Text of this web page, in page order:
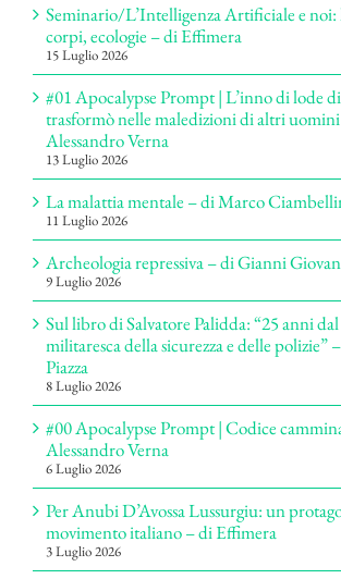
Seminario/L’Intelligenza Artificiale e noi:
corpi, ecologie – di Effimera
15 Luglio 2026
#01 Apocalypse Prompt | L’inno di lode
trasformò nelle maledizioni di altri
Alessandro Verna
13 Luglio 2026
La malattia mentale – di Marco
11 Luglio 2026
Archeologia repressiva – di Gianni
9 Luglio 2026
Sul libro di Salvatore Palidda: “25 anni
militaresca della sicurezza e delle polizie”
Piazza
8 Luglio 2026
#00 Apocalypse Prompt | Codice
Alessandro Verna
6 Luglio 2026
Per Anubi D’Avossa Lussurgiu: un
movimento italiano – di Effimera
3 Luglio 2026